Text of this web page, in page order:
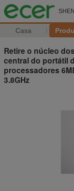
Casa
Retire o núcleo
central do portátil
processadores
3.8GHz